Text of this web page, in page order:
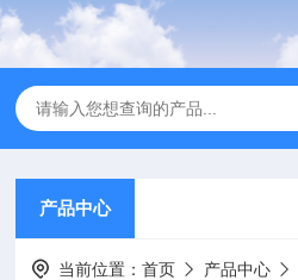
产品中心
当前位置：首页 产品中心